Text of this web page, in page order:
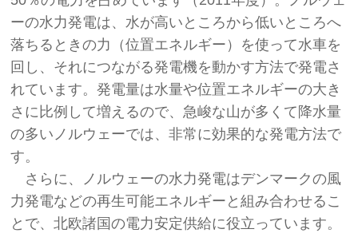
ーの水力発電は、水が高いところから低いところへ
落ちるときの力（位置エネルギー）を使って水車を
回し、それにつながる発電機を動かす方法で発電さ
れています。発電量は水量や位置エネルギーの大き
さに比例して増えるので、急峻な山が多くて降水量
の多いノルウェーでは、非常に効果的な発電方法で
す。
さらに、ノルウェーの水力発電はデンマークの風
力発電などの再生可能エネルギーと組み合わせるこ
とで、北欧諸国の電力安定供給に役立っています。